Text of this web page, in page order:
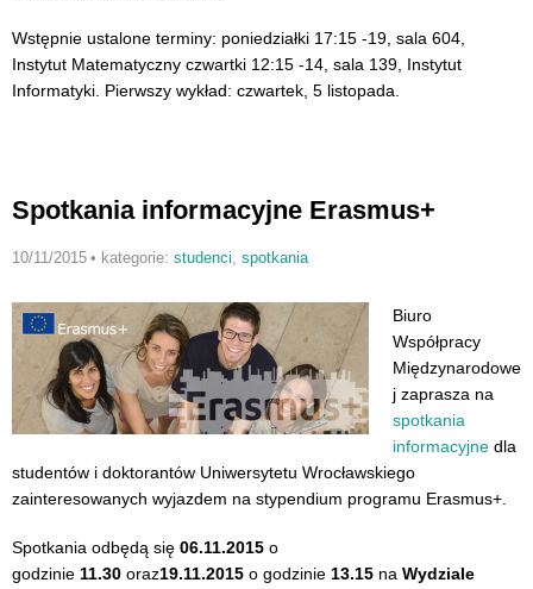
Wstępnie ustalone terminy: poniedziałki 17:15 -19, sala 604,
Instytut Matematyczny czwartki 12:15 -14, sala 139, Instytut
Informatyki. Pierwszy wykład: czwartek, 5 listopada.
Spotkania informacyjne Erasmus+
10/11/2015 • kategorie: studenci spotkania
Biuro
Współpracy
Międzynarodowe
j zaprasza na
spotkania
informacyjne dla
studentów i doktorantów Uniwersytetu Wrocławskiego
zainteresowanych wyjazdem na stypendium programu Erasmus+.
Spotkania odbędą się 06.11.2015 o
godzinie 11.30 oraz19.11.2015 o godzinie 13.15 na Wydziale